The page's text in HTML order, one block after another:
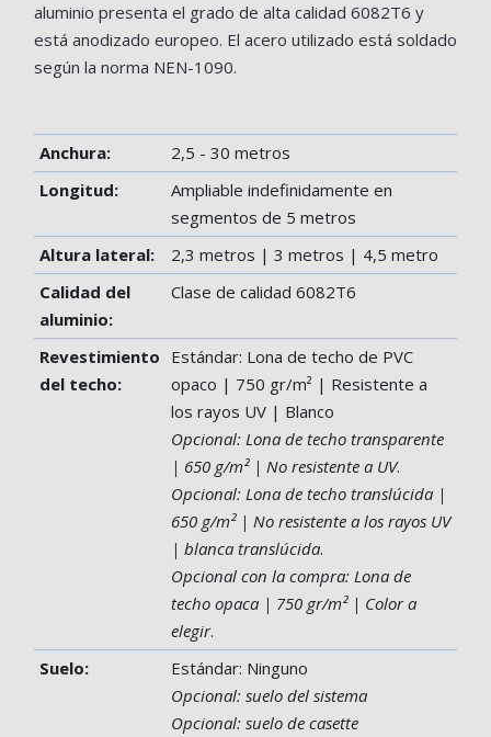
aluminio presenta el grado de alta calidad 6082T6 y
está anodizado europeo. El acero utilizado está soldado
según la norma NEN-1090.
Anchura:
2,5 - 30 metros
Longitud:
Ampliable indefinidamente en
segmentos de 5 metros
Altura lateral:
2,3 metros | 3 metros | 4,5 metro
Calidad del
aluminio:
Clase de calidad 6082T6
Revestimiento
del techo:
Estándar: Lona de techo de PVC
opaco | 750 gr/m² | Resistente a
los rayos UV | Blanco
Opcional: Lona de techo transparente
| 650 g/m² | No resistente a UV.
Opcional: Lona de techo translúcida |
650 g/m² | No resistente a los rayos UV
| blanca translúcida.
Opcional con la compra: Lona de
techo opaca | 750 gr/m² | Color a
elegir.
Suelo:
Estándar: Ninguno
Opcional: suelo del sistema
Opcional: suelo de casette